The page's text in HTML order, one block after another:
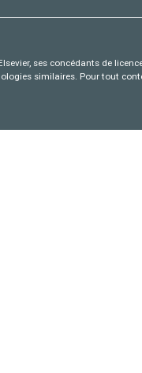
ses concédants de
similaires. Pour tout